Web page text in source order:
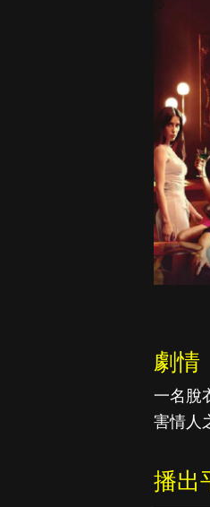
劇情
一名脫
害情人
播出
真愛挑日子